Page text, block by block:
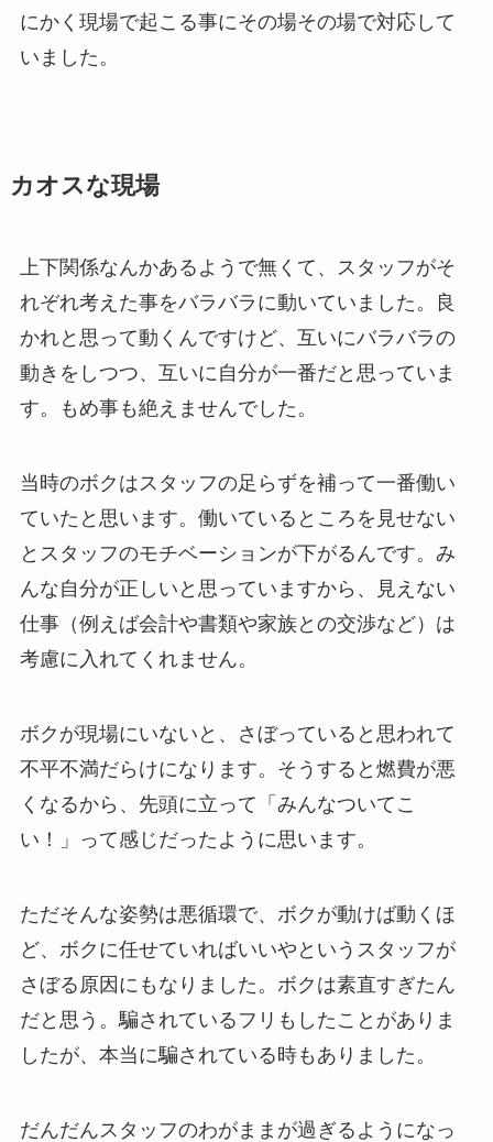
にかく現場で起こる事にその場その場で対応して
いました。
カオスな現場
上下関係なんかあるようで無くて、スタッフがそ
れぞれ考えた事をバラバラに動いていました。良
かれと思って動くんですけど、互いにバラバラの
動きをしつつ、互いに自分が一番だと思っていま
す。もめ事も絶えませんでした。
当時のボクはスタッフの足らずを補って一番働い
ていたと思います。働いているところを見せない
とスタッフのモチベーションが下がるんです。み
んな自分が正しいと思っていますから、見えない
仕事（例えば会計や書類や家族との交渉など）は
考慮に入れてくれません。
ボクが現場にいないと、さぼっていると思われて
不平不満だらけになります。そうすると燃費が悪
くなるから、先頭に立って「みんなついてこ
い！」って感じだったように思います。
ただそんな姿勢は悪循環で、ボクが動けば動くほ
ど、ボクに任せていればいいやというスタッフが
さぼる原因にもなりました。ボクは素直すぎたん
だと思う。騙されているフリもしたことがありま
したが、本当に騙されている時もありました。
だんだんスタッフのわがままが過ぎるようになっ